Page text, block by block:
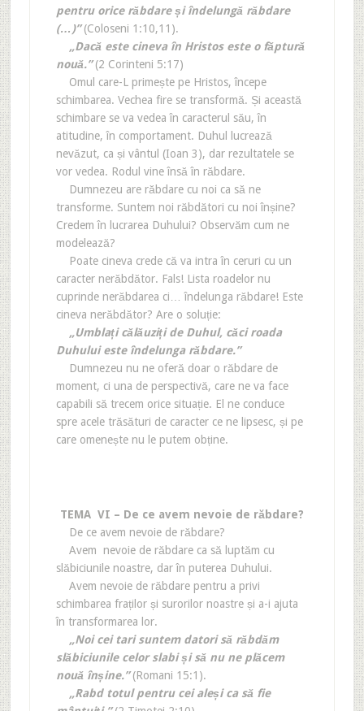
pentru orice răbdare și îndelungă răbdare
(…)”(Coloseni 1:10,11).
„Dacă este cineva în Hristos este o făptură
nouă.”(2 Corinteni 5:17)
Omul care-L primește pe Hristos, începe
schimbarea. Vechea fire se transformă. Și această
schimbare se va vedea în caracterul său, în
atitudine, în comportament. Duhul lucrează
nevăzut, ca și vântul (Ioan 3), dar rezultatele se
vor vedea. Rodul vine însă în răbdare.
Dumnezeu are răbdare cu noi ca să ne
transforme. Suntem noi răbdători cu noi înșine?
Credem în lucrarea Duhului? Observăm cum ne
modelează?
Poate cineva crede că va intra în ceruri cu un
caracter nerăbdător. Fals! Lista roadelor nu
cuprinde nerăbdarea ci… îndelunga răbdare! Este
cineva nerăbdător? Are o soluție:
„Umblați călăuziți de Duhul, căci roada
Duhului este îndelunga răbdare.”
Dumnezeu nu ne oferă doar o răbdare de
moment, ci una de perspectivă, care ne va face
capabili să trecem orice situație. El ne conduce
spre acele trăsături de caracter ce ne lipsesc, și pe
care omenește nu le putem obține.
TEMA VI – De ce avem nevoie de răbdare?
De ce avem nevoie de răbdare?
Avem nevoie de răbdare ca să luptăm cu
slăbiciunile noastre, dar în puterea Duhului.
Avem nevoie de răbdare pentru a privi
schimbarea fraților și surorilor noastre și a-i ajuta
în transformarea lor.
„Noi cei tari suntem datori să răbdăm
slăbiciunile celor slabi și să nu ne plăcem
nouă înșine.”(Romani 15:1).
„Rabd totul pentru cei aleși ca să fie